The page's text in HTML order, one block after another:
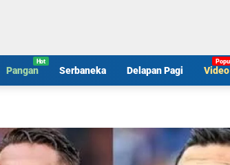
Pangan Serbaneka Delapan Pagi Video